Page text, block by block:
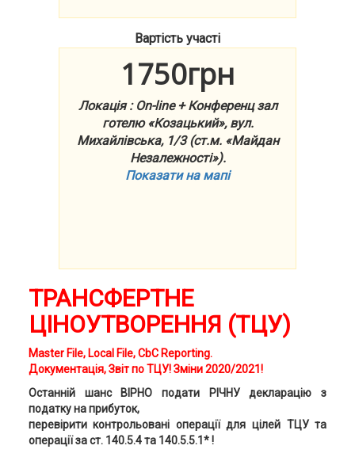
Вартість участі
1750грн
Локація : On-line + Конференц зал
готелю «Козацький», вул.
Михайлівська, 1/3 (ст.м. «Майдан
Незалежності»).
Показати на мапі
ТРАНСФЕРТНЕ
ЦІНОУТВОРЕННЯ (ТЦУ)
Master File, Local File, CbC Reporting.
Документація, Звіт по ТЦУ! Зміни 2020/2021!
Останній шанс ВІРНО подати РІЧНУ декларацію з
податку на прибуток,
перевірити контрольовані операції для цілей ТЦУ та
операції за ст. 140.5.4 та 140.5.5.1* !